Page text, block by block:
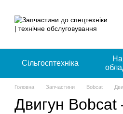
Сільгосптехніка
Головна Запчастини Bobcat
Двигун Bobcat